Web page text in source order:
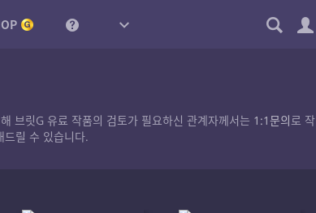
브릿G 유료 작품의 검토가 필요하신 관계자께서는 1:1문의로 작
릴 수 있습니다.